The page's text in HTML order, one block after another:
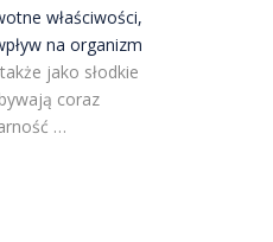
właściwości,
na organizm
jako słodkie
coraz
…